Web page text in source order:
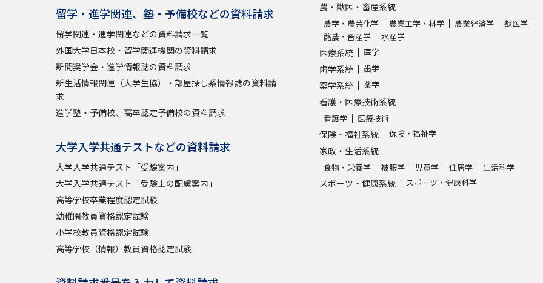
留学・進学関連、塾・予備校などの資料請求
留学関連・進学関連などの資料請求一覧
外国大学日本校・留学関連機関の資料請求
新聞奨学会・進学情報誌の資料請求
新生活情報関連（大学生協）・部屋探し系情報誌の資料請
求
進学塾・予備校、高卒認定予備校の資料請求
大学入学共通テストなどの資料請求
大学入学共通テスト「受験案内」
大学入学共通テスト「受験上の配慮案内」
高等学校卒業程度認定試験
幼稚園教員資格認定試験
小学校教員資格認定試験
高等学校（情報）教員資格認定試験
農・獣医・畜産系統
農学・農芸化学 農業工学・林学 農業経済学
獣医学
酪農・畜産学
水産学
医療系統 医学
歯学系統 歯学
薬学系統 薬学
看護・医療技術系統
看護学 医療技術
保険・福祉系統 保険・福祉学
家政・生活系統
食物・栄養学 被服学 児童学 住居学 生活科学
スポーツ・健康系統 スポーツ・健康科学